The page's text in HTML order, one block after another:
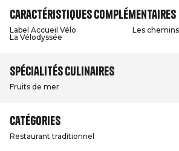
Caractéristiques complémentaires
Label Accueil Vélo
Les
La Vélodyssée
Spécialités culinaires
Fruits de mer
Catégories
Restaurant traditionnel